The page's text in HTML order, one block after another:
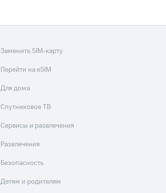
Заменить SIM-карту
Перейти на eSIM
Для дома
Спутниковое ТВ
Сервисы и развлечения
Развлечения
Безопасность
Детям и родителям